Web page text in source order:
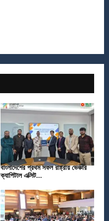
বাংলাদেশের প্রথম সফল রাষ্ট্রীয় ভেঞ্চার
ক্যাপিটাল এক্সিট...